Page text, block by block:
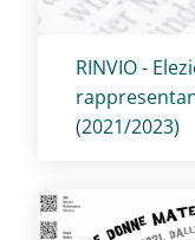
Titolo card:
RINVIO -
(2021/2023)